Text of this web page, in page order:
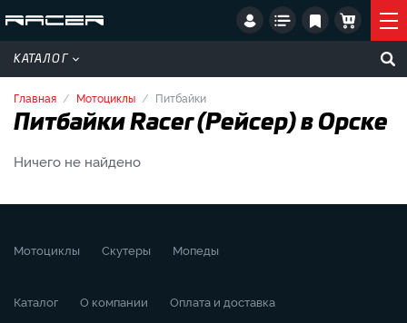
КАТАЛОГ
Главная Мотоциклы Питбайки
Питбайки Racer (Рейсер) в Орске
Ничего не найдено
Мотоциклы Скутеры Мопеды
Каталог О компании Оплата и доставка